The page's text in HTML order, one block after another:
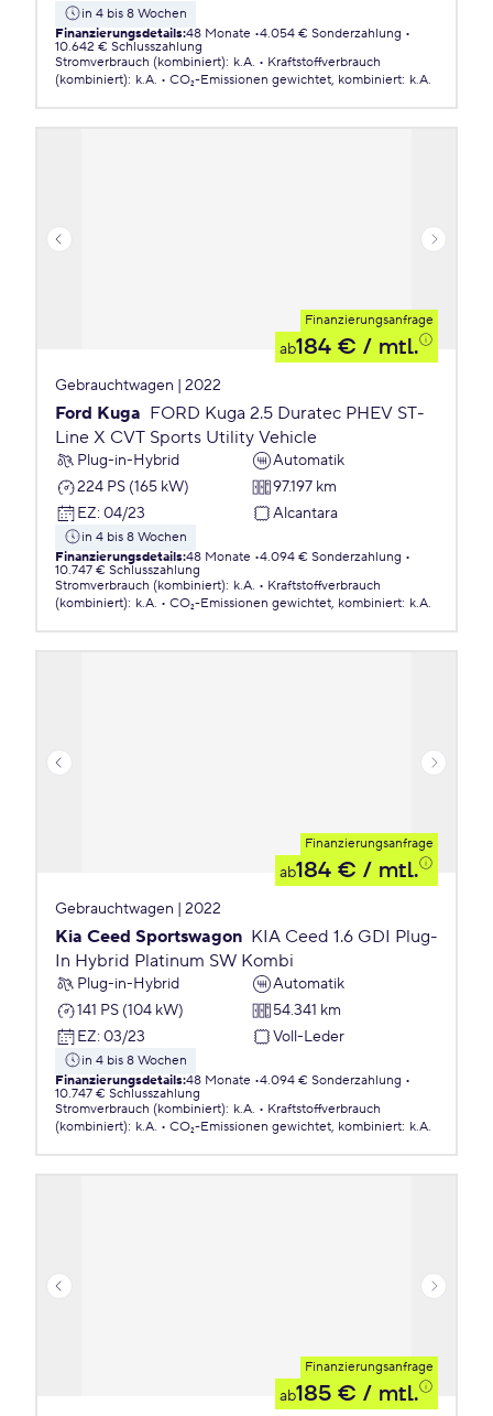
in 4 bis 8 Wochen
Finanzierungsdetails:48 Monate 4.054 € Sonderzahlung
10.642 € Schlusszahlung
Stromverbrauch (kombiniert): k.A.
Kraftstoffverbrauch
(kombiniert): k.A. CO₂-Emissionen gewichtet, kombiniert: k.A.
Finanzierungsanfrage
ab184 € / mtl.
Gebrauchtwagen | 2022
Ford Kuga FORD Kuga 2.5 Duratec PHEV ST-
Line X CVT Sports Utility Vehicle
Plug-in-Hybrid
Automatik
224 PS (165 kW)
97.197 km
EZ: 04/23 Alcantara
in 4 bis 8 Wochen
Finanzierungsdetails:48 Monate 4.094 € Sonderzahlung
10.747 € Schlusszahlung
Stromverbrauch (kombiniert): k.A.
Kraftstoffverbrauch
(kombiniert): k.A. CO₂-Emissionen gewichtet, kombiniert: k.A.
Finanzierungsanfrage
ab184 € / mtl.
Gebrauchtwagen | 2022
Kia Ceed Sportswagon KIA Ceed 1.6 GDI Plug-
In Hybrid Platinum SW Kombi
Plug-in-Hybrid
Automatik
141 PS (104 kW)
54.341 km
EZ: 03/23 Voll-Leder
in 4 bis 8 Wochen
Finanzierungsdetails:48 Monate 4.094 € Sonderzahlung
10.747 € Schlusszahlung
Stromverbrauch (kombiniert): k.A.
Kraftstoffverbrauch
(kombiniert): k.A. CO₂-Emissionen gewichtet, kombiniert: k.A.
Finanzierungsanfrage
ab185 € / mtl.